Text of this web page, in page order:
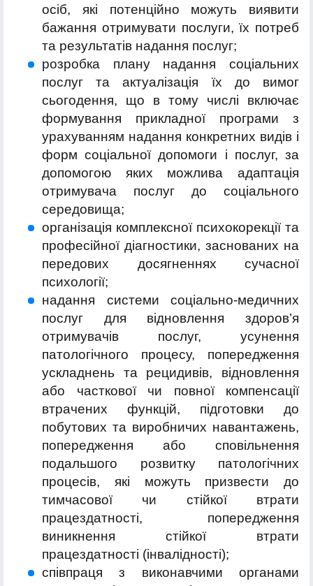
осіб, які потенційно можуть виявити
бажання отримувати послуги, їх потреб
та результатів надання послуг;
розробка плану надання соціальних
послуг та актуалізація їх до вимог
сьогодення, що в тому числі включає
формування прикладної програми з
урахуванням надання конкретних видів і
форм соціальної допомоги і послуг, за
допомогою яких можлива адаптація
отримувача послуг до соціального
середовища;
організація комплексної психокорекції та
професійної діагностики, заснованих на
передових досягненнях сучасної
психології;
надання системи соціально-медичних
послуг для відновлення здоров’я
отримувачів послуг, усунення
патологічного процесу, попередження
ускладнень та рецидивів, відновлення
або часткової чи повної компенсації
втрачених функцій, підготовки до
побутових та виробничих навантажень,
попередження або сповільнення
подальшого розвитку патологічних
процесів, які можуть призвести до
тимчасової чи стійкої втрати
працездатності, попередження
виникнення стійкої втрати
працездатності (інвалідності);
співпраця з виконавчими органами